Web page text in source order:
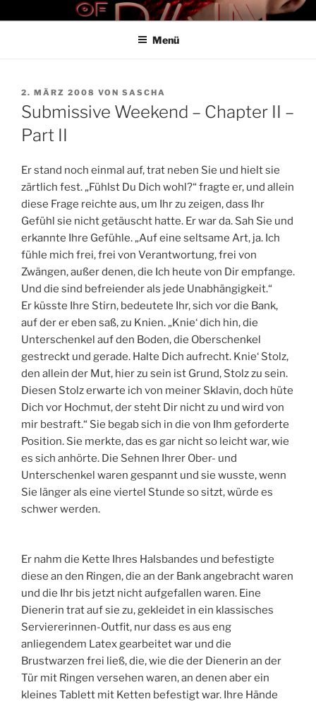
InhaltTHE ART OF PAIN
Der Blog für BDSM und Kinky Lifestyle
Menü
VERÖFFENTLICHT
AM
2. MÄRZ 2008 VON SASCHA
Submissive Weekend – Chapter II –
Part II
Er stand noch einmal auf, trat neben Sie und hielt sie
zärtlich fest. „Fühlst Du Dich wohl?“ fragte er, und allein
diese Frage reichte aus, um Ihr zu zeigen, dass Ihr
Gefühl sie nicht getäuscht hatte. Er war da. Sah Sie und
erkannte Ihre Gefühle. „Auf eine seltsame Art, ja. Ich
fühle mich frei, frei von Verantwortung, frei von
Zwängen, außer denen, die Ich heute von Dir empfange.
Und die sind befreiender als jede Unabhängigkeit.“
Er küsste Ihre Stirn, bedeutete Ihr, sich vor die Bank,
auf der er eben saß, zu Knien. „Knie‘ dich hin, die
Unterschenkel auf den Boden, die Oberschenkel
gestreckt und gerade. Halte Dich aufrecht. Knie‘ Stolz,
den allein der Mut, hier zu sein ist Grund, Stolz zu sein.
Diesen Stolz erwarte ich von meiner Sklavin, doch hüte
Dich vor Hochmut, der steht Dir nicht zu und wird von
mir bestraft.“ Sie begab sich in die von Ihm geforderte
Position. Sie merkte, das es gar nicht so leicht war, wie
es sich anhörte. Die Sehnen Ihrer Ober- und
Unterschenkel waren gespannt und sie wusste, wenn
Sie länger als eine viertel Stunde so sitzt, würde es
schwer werden.
Er nahm die Kette Ihres Halsbandes und befestigte
diese an den Ringen, die an der Bank angebracht waren
und die Ihr bis jetzt nicht aufgefallen waren. Eine
Dienerin trat auf sie zu, gekleidet in ein klassisches
Serviererinnen-Outfit, nur dass es aus eng
anliegendem Latex gearbeitet war und die
Brustwarzen frei ließ, die, wie die der Dienerin an der
Tür mit Ringen versehen waren, an denen aber ein
kleines Tablett mit Ketten befestigt war. Ihre Hände